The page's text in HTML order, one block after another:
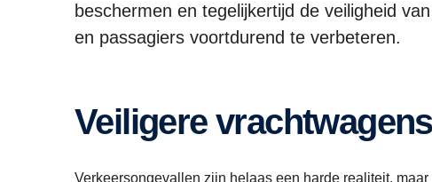
beschermen en tegelijkertijd de veiligheid
en passagiers voortdurend te verbeteren.
Veiligere
Verkeersongevallen zijn helaas een harde realiteit,